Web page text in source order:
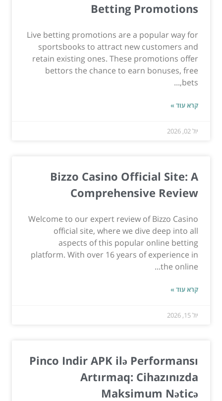
Betting Promotions
Live betting promotions are a popular way for
sportsbooks to attract new customers and
retain existing ones. These promotions offer
bettors the chance to earn bonuses, free
bets,...
קרא עוד »
יול 02, 2026
Bizzo Casino Official Site: A
Comprehensive Review
Welcome to our expert review of Bizzo Casino
official site, where we dive deep into all
aspects of this popular online betting
platform. With over 16 years of experience in
the online...
קרא עוד »
יול 15, 2026
Pinco Indir APK ilə Performansı
Artırmaq: Cihazınızda
Maksimum Nəticə